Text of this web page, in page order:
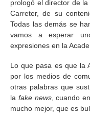
prologó el director de
Carreter, de su
Todas las demás se
vamos a esperar
expresiones en la
Lo que pasa es que la
por los medios de
otras palabras que
la fake news, cuando
mucho mejor, que es